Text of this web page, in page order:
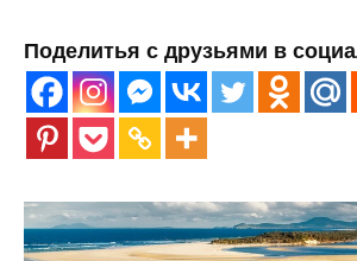
Поделитья с друзьями в